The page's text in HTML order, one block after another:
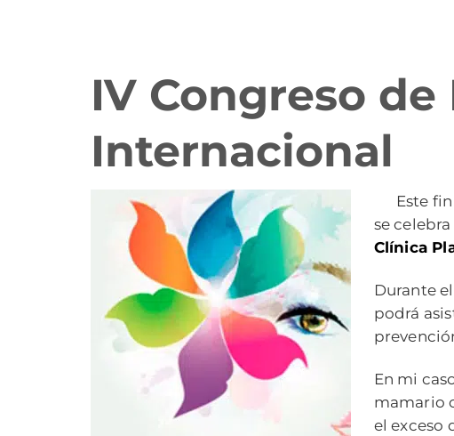
IV Congreso
Internacional
Este
se
Clínica
Durante
podrá
En mi
mamario
el exceso